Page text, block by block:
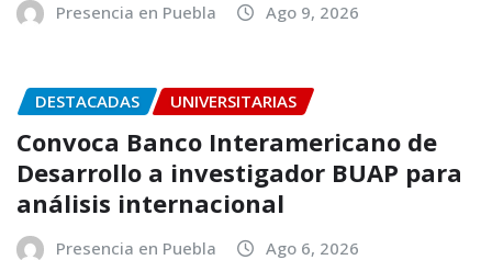
Presencia en Puebla Ago 9, 2026
DESTACADAS UNIVERSITARIAS
Convoca Banco Interamericano de
Desarrollo a investigador BUAP para
análisis internacional
Presencia en Puebla Ago 6, 2026